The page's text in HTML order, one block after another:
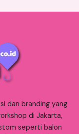
dan branding yang
di Jakarta,
seperti balon